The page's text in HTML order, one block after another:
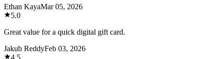
Ethan KayaMar 05, 2026
5.0
Great value for a quick digital gift card.
Jakub ReddyFeb 03, 2026
4.5